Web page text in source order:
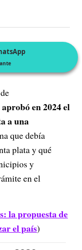
en 2024 el
a una
que debía
plata y qué
y
en el
la propuesta de
el país)